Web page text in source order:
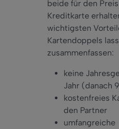
beide für den
Kreditkarte
wichtigsten
Kartendoppels
zusammenfassen:
keine
Jahr (danach
kostenfreies
den Partner
umfangreiche